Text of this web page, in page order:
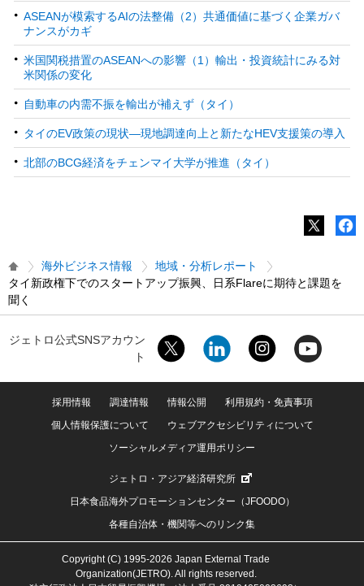
ASEANが模索するAIの法整備（2）共通価値に基づく企業ガバ
ナンスがカギ
米国関税措置のASEANへの影響（1）輸出・投資統計にみる対
米関係の変化
自動車の内需不振を輸出が補えず（タイ）
タイのEV政策の現状―現地調達向上と新たなHEV支援策の導入
北部のBCG経済をチェンマイ大学が推進（タイ）
海外ビジネス情報
地域・分析レポート
タイ新政権下でのスタートアップ振興、日系Flareに期待と課題を
聞く
ジェトロ公式SNSアカウン
ト
採用情報 調達情報 情報公開
利用規約・免責事項
個人情報保護について
ウェブアクセシビリティについて
ソーシャルメディア運用ポリシー
ジェトロ・アジア経済研究所
日本食品海外プロモーションセンター（JFOODO）
各種自治体・機関等へのリンク集
Copyright (C) 1995-2026 Japan External Trade
Organization(JETRO). All rights reserved.